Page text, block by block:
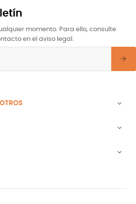
momento. Para ello, consulte
en el aviso legal.


